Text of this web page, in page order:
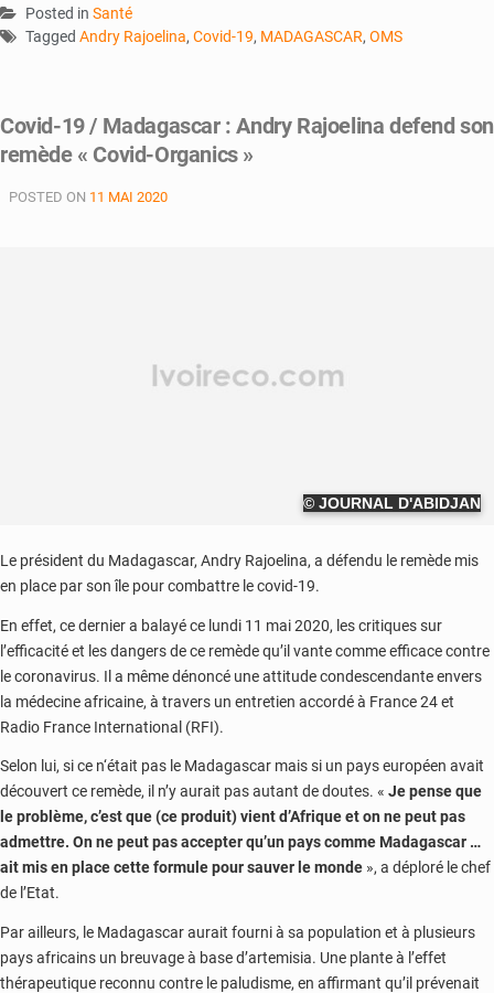
Posted in Santé
Tagged Andry Rajoelina, Covid-19, MADAGASCAR, OMS
Covid-19 / Madagascar : Andry Rajoelina defend son
remède « Covid-Organics »
POSTED ON 11 MAI 2020
© JOURNAL D'ABIDJAN
Le président du Madagascar, Andry Rajoelina, a défendu le remède mis
en place par son île pour combattre le covid-19.
En effet, ce dernier a balayé ce lundi 11 mai 2020, les critiques sur
l’efficacité et les dangers de ce remède qu’il vante comme efficace contre
le coronavirus. Il a même dénoncé une attitude condescendante envers
la médecine africaine, à travers un entretien accordé à France 24 et
Radio France International (RFI).
Selon lui, si ce n‘était pas le Madagascar mais si un pays européen avait
découvert ce remède, il n’y aurait pas autant de doutes. « Je pense que
le problème, c’est que (ce produit) vient d’Afrique et on ne peut pas
admettre. On ne peut pas accepter qu’un pays comme Madagascar …
ait mis en place cette formule pour sauver le monde », a déploré le chef
de l’Etat.
Par ailleurs, le Madagascar aurait fourni à sa population et à plusieurs
pays africains un breuvage à base d’artemisia. Une plante à l’effet
thérapeutique reconnu contre le paludisme, en affirmant qu’il prévenait